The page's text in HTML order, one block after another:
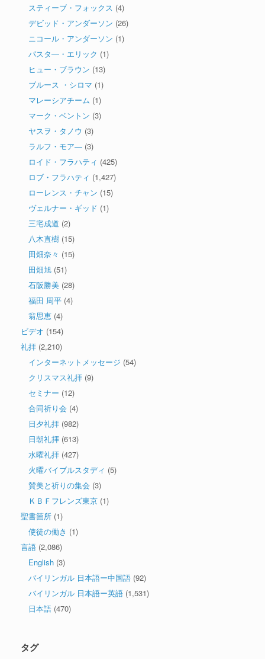
スティーブ・フォックス (4)
デビッド・アンダーソン (26)
ニコール・アンダーソン (1)
パスタ―・エリック (1)
ヒュー・ブラウン (13)
ブルース ・シロマ (1)
マレーシアチーム (1)
マーク・ベントン (3)
ヤスヲ・タノウ (3)
ラルフ・モア― (3)
ロイド・フラハティ (425)
ロブ・フラハティ (1,427)
ローレンス・チャン (15)
ヴェルナー・ギッド (1)
三宅成道 (2)
八木直樹 (15)
田畑奈々 (15)
田畑旭 (51)
石阪勝美 (28)
福田 周平 (4)
翁思恵 (4)
ビデオ (154)
礼拝 (2,210)
インターネットメッセージ (54)
クリスマス礼拝 (9)
セミナー (12)
合同祈り会 (4)
日夕礼拝 (982)
日朝礼拝 (613)
水曜礼拝 (427)
火曜バイブルスタディ (5)
賛美と祈りの集会 (3)
ＫＢＦフレンズ東京 (1)
聖書箇所 (1)
使徒の働き (1)
言語 (2,086)
English (3)
バイリンガル 日本語ー中国語 (92)
バイリンガル 日本語ー英語 (1,531)
日本語 (470)
タグ